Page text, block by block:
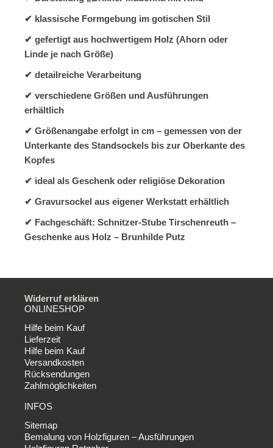
✔ klassische Formgebung im gotischen Stil
✔ gefertigt aus hochwertigem Holz (Ahorn oder
Linde je nach Größe)
✔ detailreiche Verarbeitung
✔ verschiedene Größen und Ausführungen
erhältlich
✔ Größenangabe erfolgt in cm – gemessen von der
Unterkante des Standsockels bis zur Oberkante des
Kopfes
✔ ideal als Geschenk oder religiöse Dekoration
✔ Gravursockel aus eigener Werkstatt erhältlich
✔ Fachgeschäft: Schnitzer-Stube Tirschenreuth –
Geschenke aus Holz – Brunhilde Putz
Widerruf erklären
ONLINESHOP
Hilfe beim Kauf
Lieferzeit
Hilfe beim Kauf
Versandkosten
Rücksendungen
Zahlmöglichkeiten
INFOS
Sitemap
Bemalung von Holzfiguren – Ausführungen